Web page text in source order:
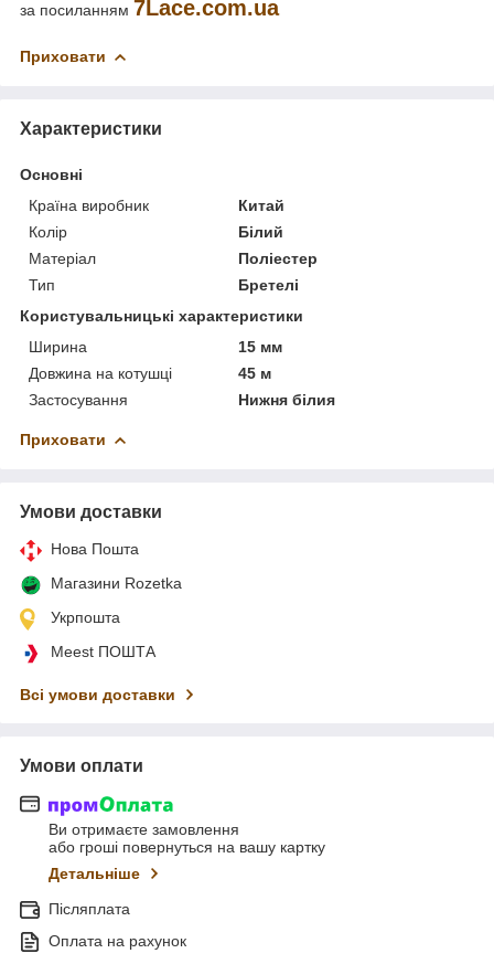
за посиланням 7Lace.com.ua
Приховати
Характеристики
Основні
Країна виробник
Китай
Колір
Білий
Матеріал
Поліестер
Тип
Бретелі
Користувальницькі характеристики
Ширина
15 мм
Довжина на котушці
45 м
Застосування
Нижня білия
Приховати
Умови доставки
Нова Пошта
Магазини Rozetka
Укрпошта
Meest ПОШТА
Всі умови доставки
Умови оплати
Ви отримаєте замовлення
або гроші повернуться на вашу картку
Детальніше
Післяплата
Оплата на рахунок